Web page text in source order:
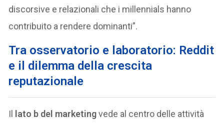
discorsive e relazionali che i millennials hanno
contribuito a rendere dominanti”.
Tra osservatorio e laboratorio: Reddit
e il dilemma della crescita
reputazionale
Il lato b del marketingvede al centro delle attività